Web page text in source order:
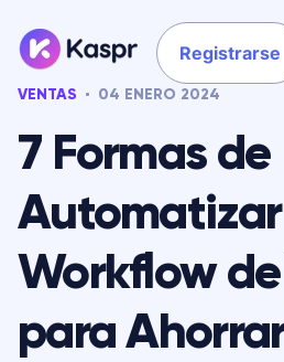
Registrarse
VENTAS 04 ENERO 2024
7 Formas de
Automatizar
Workflow
para